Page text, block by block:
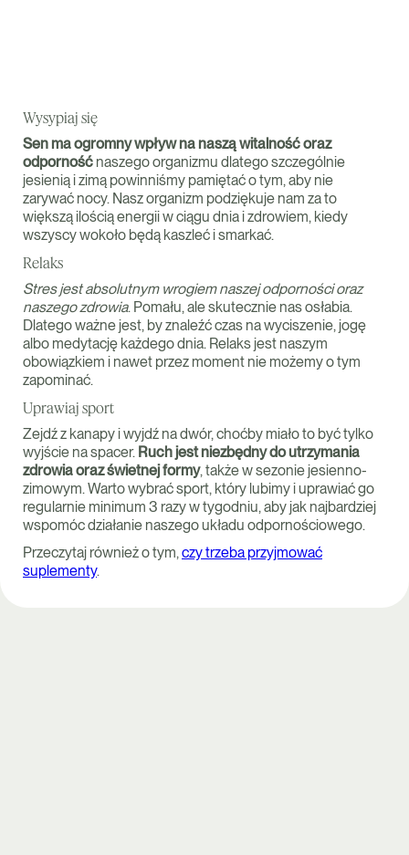
Wysypiaj się
Sen ma ogromny wpływ na naszą witalność oraz
odporność naszego organizmu dlatego szczególnie
jesienią i zimą powinniśmy pamiętać o tym, aby nie
zarywać nocy. Nasz organizm podziękuje nam za to
większą ilością energii w ciągu dnia i zdrowiem, kiedy
wszyscy wokoło będą kaszleć i smarkać.
Relaks
Stres jest absolutnym wrogiem naszej odporności oraz
naszego zdrowia. Pomału, ale skutecznie nas osłabia.
Dlatego ważne jest, by znaleźć czas na wyciszenie, jogę
albo medytację każdego dnia. Relaks jest naszym
obowiązkiem i nawet przez moment nie możemy o tym
zapominać.
Uprawiaj sport
Zejdź z kanapy i wyjdź na dwór, choćby miało to być tylko
wyjście na spacer. Ruch jest niezbędny do utrzymania
zdrowia oraz świetnej formy, także w sezonie jesienno-
zimowym. Warto wybrać sport, który lubimy i uprawiać go
regularnie minimum 3 razy w tygodniu, aby jak najbardziej
wspomóc działanie naszego układu odpornościowego.
Przeczytaj również o tym,czy trzeba przyjmować
suplementy.